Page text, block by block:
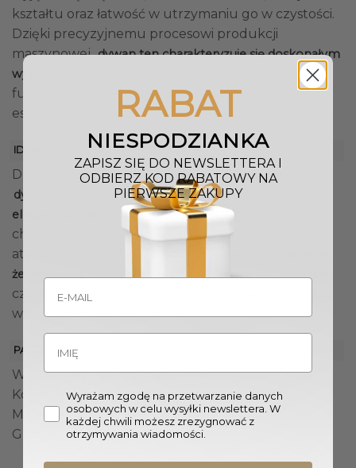
kształtu oraz łatwość w utrzymaniu go w czystości.
Dzięki precyzyjnemu procesowi produkcji
maszynowej,dywan ten charakteryzuje się doskonałym
wykonaniem wzoru
funkcjonalny element wyposażenia, ale również
estetyczną ozdobę wnętrza..
IDEALNY DO WNĘTRZ
Dzięki klasycznemu wzorowi w wielu kolorach, ten
dywan doskonale wpasuje się do nowoczesnych,
eleganckich salonów , dodając im przytulności i
charakteru, jak i do sypialni, tworząc spokojną
atmosferę relaksu. Jego u
że łatwo dopasuje się do różnych stylów aranżacyjnych
czyniąc go idealnym dodatkiem do wielu rodzajów
wnętrz mieszkalnych.
PARAMETRY
Wymiary dywanu: 160 x 230 cm
Kolor dywanu: Wielokolorowy
Materiał: Akryl, Wiskoza
Gramatura: 2500 g/m2
RABAT
NIESPODZIANKA
ZAPISZ SIĘ DO NEWSLETTERA I
ODBIERZ KOD RABATOWY NA
PIERWSZE ZAKUPY
Wyrażam zgodę na przetwarzanie danych
osobowych w celu wysyłki newslettera. W
każdej chwili możesz zrezygnować z
otrzymywania wiadomości.